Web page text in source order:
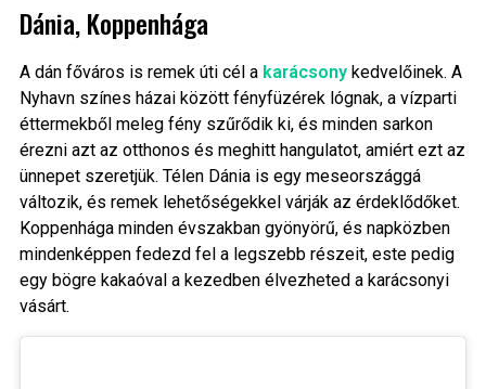
Dánia, Koppenhága
A dán főváros is remek úti cél a karácsonykedvelőinek. A
Nyhavn színes házai között fényfüzérek lógnak, a vízparti
éttermekből meleg fény szűrődik ki, és minden sarkon
érezni azt az otthonos és meghitt hangulatot, amiért ezt az
ünnepet szeretjük. Télen Dánia is egy meseországgá
változik, és remek lehetőségekkel várják az érdeklődőket.
Koppenhága minden évszakban gyönyörű, és napközben
mindenképpen fedezd fel a legszebb részeit, este pedig
egy bögre kakaóval a kezedben élvezheted a karácsonyi
vásárt.